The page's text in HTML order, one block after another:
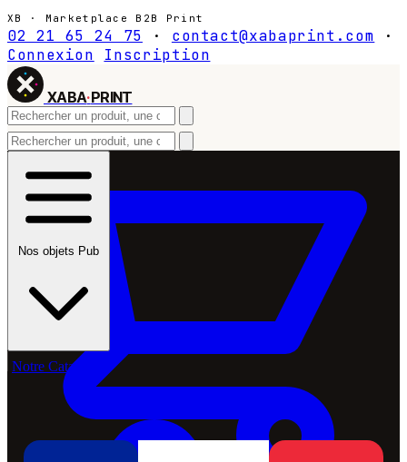
XB · Marketplace B2B Print
02 21 65 24 75 · contact@xabaprint.com
·
Connexion
Inscription
XABA·PRINT
Nos objets Pub
Notre Catalogue